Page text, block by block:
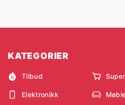
KATEGORIER
Tilbud
Elektronikk